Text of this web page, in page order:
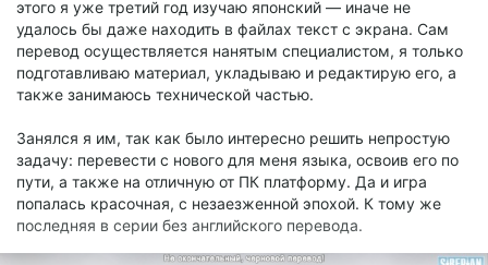
этого я уже третий год изучаю японский — иначе не
удалось бы даже находить в файлах текст с экрана. Сам
перевод осуществляется нанятым специалистом, я только
подготавливаю материал, укладываю и редактирую его, а
также занимаюсь технической частью.
Занялся я им, так как было интересно решить непростую
задачу: перевести с нового для меня языка, освоив его по
пути, а также на отличную от ПК платформу. Да и игра
попалась красочная, с незаезженной эпохой. К тому же
последняя в серии без английского перевода.